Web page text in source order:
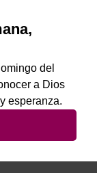
del
a Dios
esperanza.